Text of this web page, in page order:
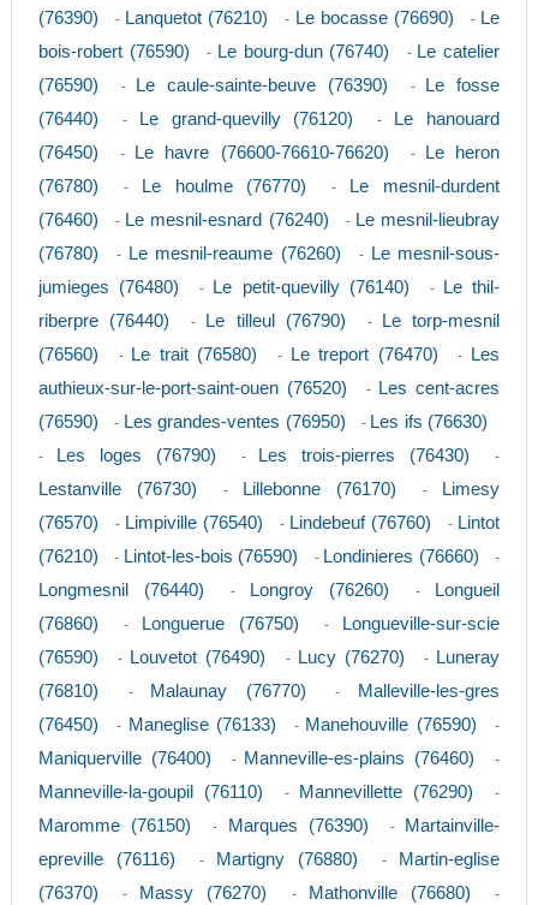
(76390)
- Lanquetot (76210) - Le bocasse (76690) - Le
bois-robert (76590)
- Le bourg-dun (76740) - Le catelier
(76590)
- Le caule-sainte-beuve (76390) -
Le fosse
(76440)
- Le grand-quevilly (76120) -
Le hanouard
(76450)
- Le havre (76600-76610-76620) -
Le heron
(76780)
- Le houlme (76770) -
Le mesnil-durdent
(76460)
- Le mesnil-esnard (76240) - Le mesnil-lieubray
(76780)
- Le mesnil-reaume (76260) - Le mesnil-sous-
jumieges (76480)
- Le petit-quevilly (76140) -
Le thil-
riberpre (76440)
- Le tilleul (76790) -
Le torp-mesnil
(76560)
- Le trait (76580) - Le treport (76470) -
Les
authieux-sur-le-port-saint-ouen (76520)
- Les cent-acres
(76590)
- Les grandes-ventes (76950) - Les ifs (76630)
- Les loges (76790) - Les trois-pierres (76430) -
Lestanville (76730) - Lillebonne (76170) -
Limesy
(76570)
- Limpiville (76540) - Lindebeuf (76760) - Lintot
(76210)
- Lintot-les-bois (76590) - Londinieres (76660) -
Longmesnil (76440) - Longroy (76260) -
Longueil
(76860)
- Longuerue (76750) -
Longueville-sur-scie
(76590)
- Louvetot (76490) - Lucy (76270) - Luneray
(76810)
- Malaunay (76770) -
Malleville-les-gres
(76450)
- Maneglise (76133) - Manehouville (76590) -
Maniquerville (76400) - Manneville-es-plains (76460) -
Manneville-la-goupil (76110) - Mannevillette (76290) -
Maromme (76150) - Marques (76390) -
Martainville-
epreville (76116)
- Martigny (76880) -
Martin-eglise
(76370)
- Massy (76270) - Mathonville (76680) -